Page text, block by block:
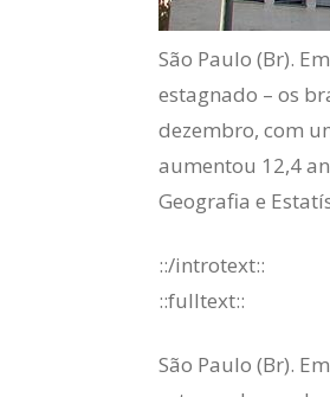
São Paulo (Br).
estagnado – os
dezembro, com
aumentou 12,4
Geografia e
::/introtext::
::fulltext::
São Paulo (Br).